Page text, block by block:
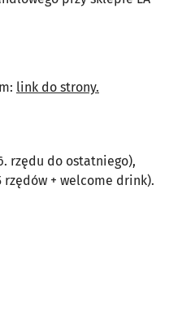
link do strony.
rzędu do ostatniego),
+ welcome drink).